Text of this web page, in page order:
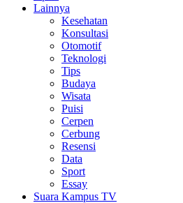
Lainnya
Kesehatan
Konsultasi
Otomotif
Teknologi
Tips
Budaya
Wisata
Puisi
Cerpen
Cerbung
Resensi
Data
Sport
Essay
Suara Kampus TV